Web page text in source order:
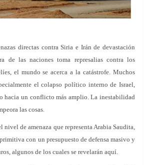
directas contra Siria e Irán de devastación
de las naciones toma represalias contra los
el mundo se acerca a la catástrofe. Muchos
el colapso político interno de Israel,
hacia un conflicto más amplio. La inestabilidad
las cosas.
nivel de amenaza que representa Arabia Saudita,
con un presupuesto de defensa masivo y
algunos de los cuales se revelarán aquí.